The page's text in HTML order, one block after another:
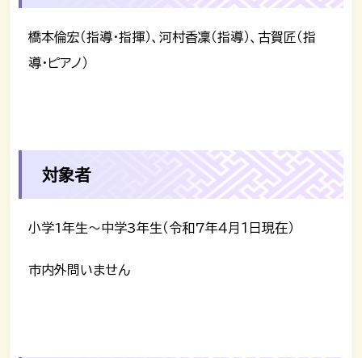
橋本倫宏（指導・指揮）、河村香凜（指導）、古賀匠（指
導・ピアノ）
対象者
小学1年生～中学3年生（令和7年４月１日現在）
市内外問いません